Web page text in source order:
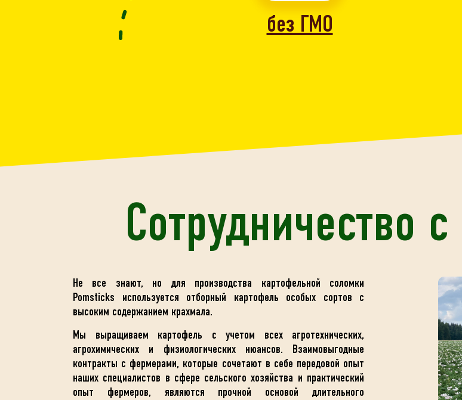
без ГМО
Сотрудничество
Не все знают, но для производства картофельной соломки
Pomsticks используется отборный картофель особых сортов с
высоким содержанием крахмала.
Мы выращиваем картофель с учетом всех агротехнических,
агрохимических и физиологических нюансов. Взаимовыгодные
контракты с фермерами, которые сочетают в себе передовой опыт
наших специалистов в сфере сельского хозяйства и практический
опыт фермеров, являются прочной основой длительного